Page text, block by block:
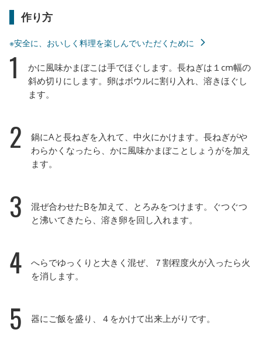
作り方
※安全に、おいしく料理を楽しんでいただくために
1
かに風味かまぼこは手でほぐします。長ねぎは１cm幅の
斜め切りにします。卵はボウルに割り入れ、溶きほぐし
ます。
2
鍋にAと長ねぎを入れて、中火にかけます。長ねぎがや
わらかくなったら、かに風味かまぼことしょうがを加え
ます。
3
混ぜ合わせたBを加えて、とろみをつけます。ぐつぐつ
と沸いてきたら、溶き卵を回し入れます。
4
へらでゆっくりと大きく混ぜ、７割程度火が入ったら火
を消します。
5 器にご飯を盛り、４をかけて出来上がりです。